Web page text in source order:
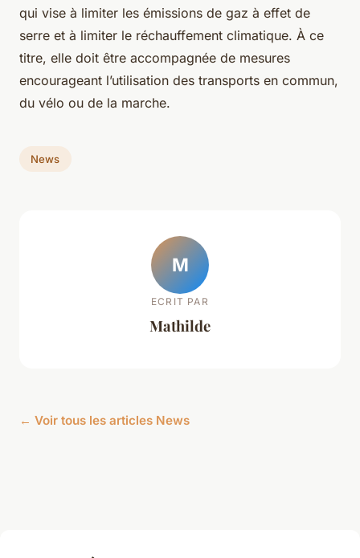
qui vise à limiter les émissions de gaz à effet de
serre et à limiter le réchauffement climatique. À ce
titre, elle doit être accompagnée de mesures
encourageant l’utilisation des transports en commun,
du vélo ou de la marche.
News
M
ECRIT PAR
Mathilde
← Voir tous les articles News